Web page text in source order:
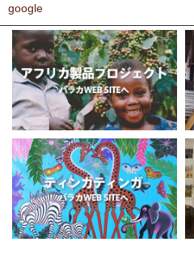
→ 作家名 A―L
11/10：ティンガティンガ・アート
～ワケあり限定品入荷！
11/5：ティンガティンガ・アート
名ごとに2つのカテゴリーでご紹介
→ 作家名 A―L
→ 作家名
11/5：ティンガティンガ・アート
入荷！
私たちバラカは、チャリンダが遺
らも大切に紹介してまいります。
11/4：ティンガティンガ・アート
この布では何を作ろうか、どう飾ろ
布の手触りもよく、縫いやすいので
ホームページには目の詰まった綿素
したが、薄手のものや、ちょっと変
す。常にたくさんの種類のあるカン
どんどん増えることを期待しており
Ｔさまより ソープストーン絵
アフリカン調の雑貨を並べて、玄関
として使っています。
重さがあり安定感があるので使いや
google